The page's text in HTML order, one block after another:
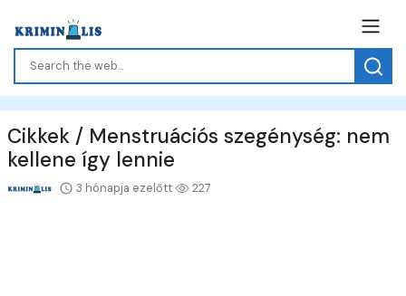
Cikkek / Menstruációs szegénység: nem
kellene így lennie
3 hónapja ezelőtt 227